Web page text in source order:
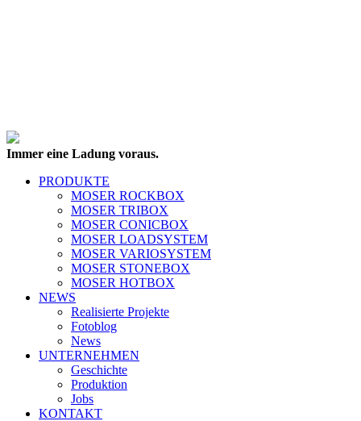
Immer eine Ladung voraus.
PRODUKTE
MOSER ROCKBOX
MOSER TRIBOX
MOSER CONICBOX
MOSER LOADSYSTEM
MOSER VARIOSYSTEM
MOSER STONEBOX
MOSER HOTBOX
NEWS
Realisierte Projekte
Fotoblog
News
UNTERNEHMEN
Geschichte
Produktion
Jobs
KONTAKT